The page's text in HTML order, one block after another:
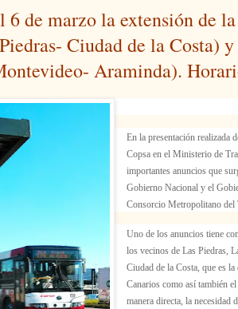
6 de marzo la extensión de
Ciudad de la Costa)
Araminda).
En la presentación realizada
Copsa en el Ministerio de
importantes anuncios que
Gobierno Nacional y el
Consorcio Metropolitano del
Uno de los anuncios tiene
los vecinos de Las Piedras,
Ciudad de la Costa, que es
Canarios como así también
manera directa, la necesidad